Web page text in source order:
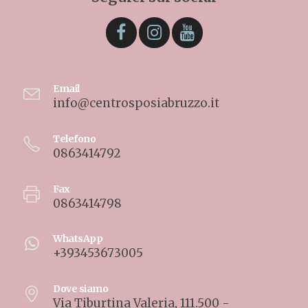
Email
info@centrosposiabruzzo.it
Telefono
0863414792
Fax
0863414798
WhatsApp
+393453673005
Dove siamo
Via Tiburtina Valeria, 111.500 -